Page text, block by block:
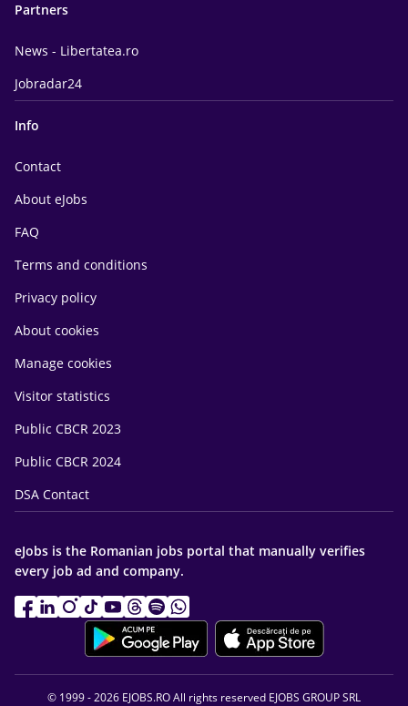
Partners
News - Libertatea.ro
Jobradar24
Info
Contact
About eJobs
FAQ
Terms and conditions
Privacy policy
About cookies
Manage cookies
Visitor statistics
Public CBCR 2023
Public CBCR 2024
DSA Contact
eJobs is the Romanian jobs portal that manually verifies
every job ad and company.
© 1999 - 2026 EJOBS.RO All rights reserved EJOBS GROUP SRL